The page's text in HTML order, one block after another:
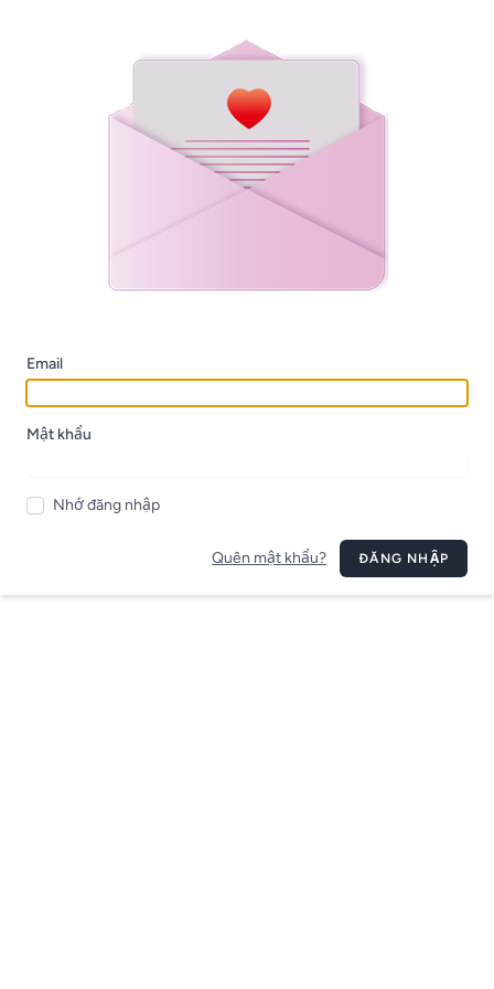
Email
Mật khẩu
Nhớ đăng nhập
Quên mật khẩu? ĐĂNG NHẬP